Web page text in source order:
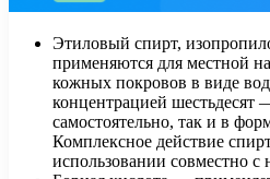
Этиловый спирт,
применяются для местной
кожных покровов в виде
концентрацией шестьдесят
самостоятельно, так и в
Комплексное действие
использовании совместно с